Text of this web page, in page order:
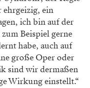
ein
ich bin auf der
Beispiel gerne
habe, auch auf
große Oper oder
sind wir dermaßen
Wirkung einstellt.“